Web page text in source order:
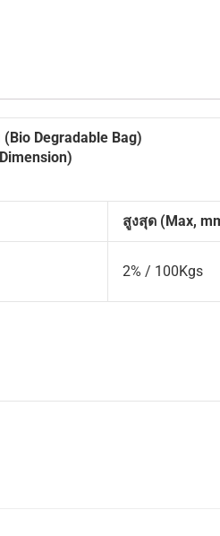
(Bio Degradable Bag)
สูงสุด (Max,
2% / 100Kgs